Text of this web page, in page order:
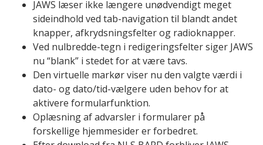
JAWS læser ikke længere unødvendigt meget
sideindhold ved tab-navigation til blandt andet
knapper, afkrydsningsfelter og radioknapper.
Ved nulbredde-tegn i redigeringsfelter siger JAWS
nu “blank” i stedet for at være tavs.
Den virtuelle markør viser nu den valgte værdi i
dato- og dato/tid-vælgere uden behov for at
aktivere formularfunktion.
Oplæsning af advarsler i formularer på
forskellige hjemmesider er forbedret.